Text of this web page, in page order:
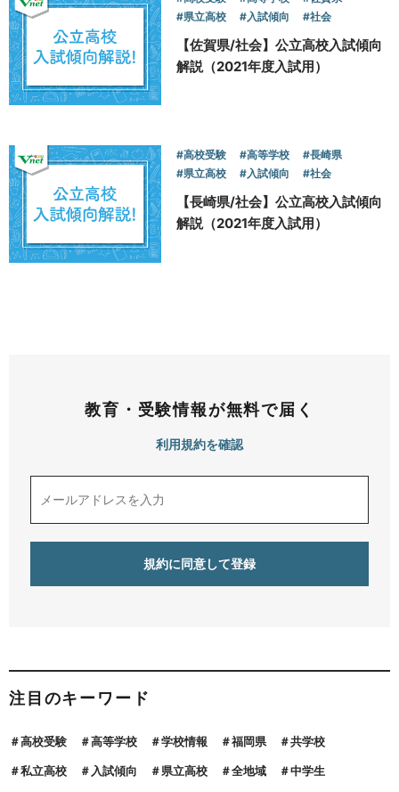
#県立高校
#入試傾向 #社会
【佐賀県/社会】公立高校入試傾向
解説（2021年度入試用）
#高校受験 #高等学校
#長崎県
#県立高校
#入試傾向 #社会
【長崎県/社会】公立高校入試傾向
解説（2021年度入試用）
教育・受験情報が無料で届く
利用規約を確認
注目のキーワード
高校受験 高等学校 学校情報 福岡県 共学校
私立高校 入試傾向 県立高校 全地域 中学生